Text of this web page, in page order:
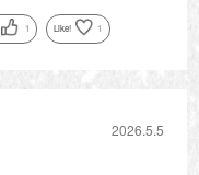
1 Like! 1
2026.5.5